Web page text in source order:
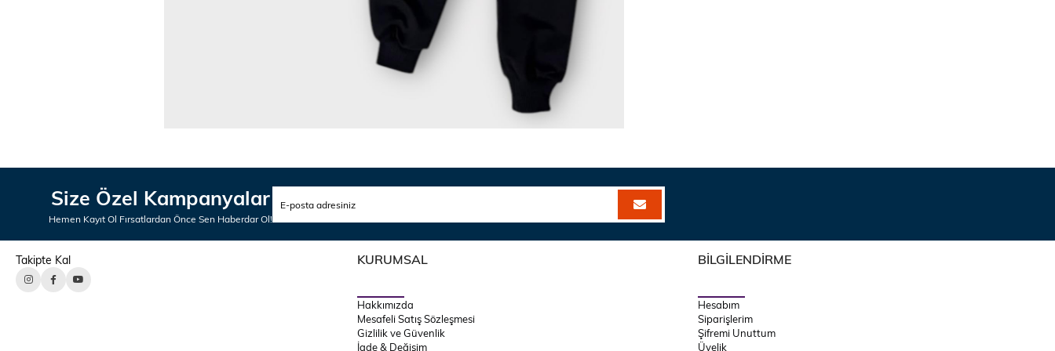
Size Özel Kampanyalar
Hemen Kayıt Ol Fırsatlardan Önce Sen Haberdar Ol!
Takipte Kal KURUMSAL
Hakkımızda
Mesafeli Satış Sözleşmesi
Gizlilik ve Güvenlik
İade & Değişim
BİLGİLENDİRME
Hesabım
Siparişlerim
Şifremi Unuttum
Üyelik